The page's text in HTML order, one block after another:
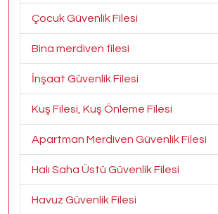
Çocuk Güvenlik Filesi
Bina merdiven filesi
İnşaat Güvenlik Filesi
Kuş Filesi, Kuş Önleme Filesi
Apartman Merdiven Güvenlik Filesi
Halı Saha Üstü Güvenlik Filesi
Havuz Güvenlik Filesi